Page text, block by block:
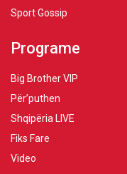
Sport Gossip
Programe
Big Brother VIP
Për’puthen
Shqipëria LIVE
Fiks Fare
Video